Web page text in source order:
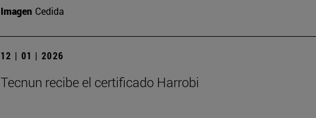
Imagen Cedida
12 | 01 | 2026
Tecnun recibe el certificado Harrobi